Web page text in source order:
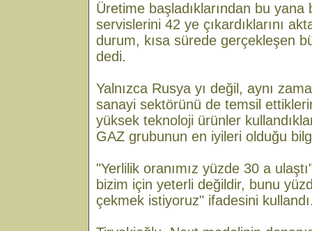
Üretime başladıklarından bu
servislerini 42 ye çıkardıklarını
durum, kısa sürede gerçekleşen
dedi.
Yalnızca Rusya yı değil, aynı
sanayi sektörünü de temsil
yüksek teknoloji ürünler
GAZ grubunun en iyileri olduğu
"Yerlilik oranımız yüzde 30 a
bizim için yeterli değildir, bunu
çekmek istiyoruz" ifadesini